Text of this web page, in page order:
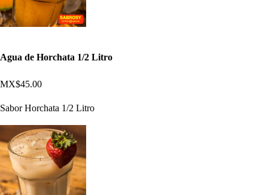
Agua de Horchata 1/2 Litro
MX$45.00
Sabor Horchata 1/2 Litro